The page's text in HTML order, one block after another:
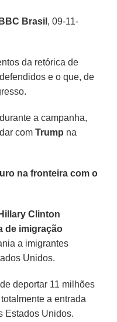
BBC Brasil , 09-11-
da retórica de
e o que, de
a campanha,
comTrump na
na fronteira com o
Hillary Clinton
de imigração
a imigrantes
Unidos.
deportar 11 milhões
a entrada
Estados Unidos.